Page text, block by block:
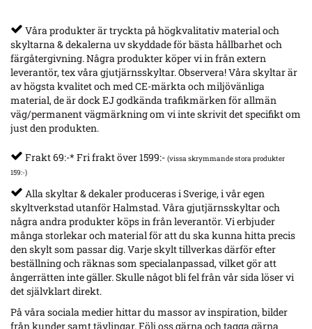
Våra produkter är tryckta på högkvalitativ material och
skyltarna & dekalerna uv skyddade för bästa hållbarhet och
färgåtergivning. Några produkter köper vi in från extern
leverantör, tex våra gjutjärnsskyltar. Observera! Våra skyltar är
av högsta kvalitet och med CE-märkta och miljövänliga
material, de är dock EJ godkända trafikmärken för allmän
väg/permanent vägmärkning om vi inte skrivit det specifikt om
just den produkten.
Frakt 69:-* Fri frakt över 1599:- (vissa skrymmande stora produkter
159:-)
Alla skyltar & dekaler produceras i Sverige, i vår egen
skyltverkstad utanför Halmstad. Våra gjutjärnsskyltar och
några andra produkter köps in från leverantör. Vi erbjuder
många storlekar och material för att du ska kunna hitta precis
den skylt som passar dig. Varje skylt tillverkas därför efter
beställning och räknas som specialanpassad, vilket gör att
ångerrätten inte gäller. Skulle något bli fel från vår sida löser vi
det självklart direkt.
På våra sociala medier hittar du massor av inspiration, bilder
från kunder samt tävlingar. Följ oss gärna och tagga gärna